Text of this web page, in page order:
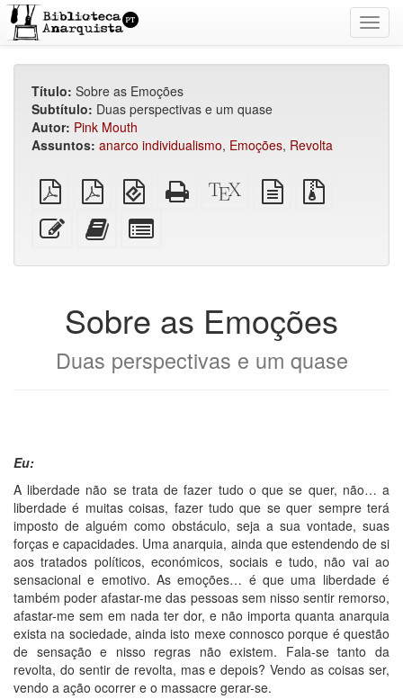
Título: Sobre as Emoções
Subtítulo: Duas perspectivas e um quase
Autor: Pink Mouth
Assuntos: anarco individualismo, Emoções, Revolta
PDF
simples
PDF
imposto
sobre
EPUB
(para
dispositivos
móveis)
HTML
puro
Código-
fonte
fonte
em
Editar
esse
Adicionar
este
ao
livros
para
bookbuilder
Sobre as Emoções
Duas perspectivas e um quase
Eu:
A liberdade não se trata de fazer tudo o que se quer, não… a
liberdade é muitas coisas, fazer tudo que se quer sempre terá
imposto de alguém como obstáculo, seja a sua vontade, suas
forças e capacidades. Uma anarquia, ainda que estendendo de si
aos tratados políticos, económicos, sociais e tudo, não vai ao
sensacional e emotivo. As emoções… é que uma liberdade é
também poder afastar-me das pessoas sem nisso sentir remorso,
afastar-me sem em nada ter dor, e não importa quanta anarquia
exista na sociedade, ainda isto mexe connosco porque é questão
de sensação e nisso regras não existem. Fala-se tanto da
revolta, do sentir de revolta, mas e depois? Vendo as coisas ser,
vendo a ação ocorrer e o massacre gerar-se.